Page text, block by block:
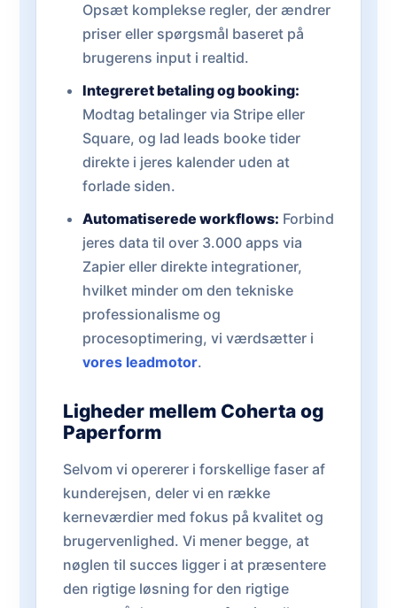
Opsæt komplekse regler, der ændrer
priser eller spørgsmål baseret på
brugerens input i realtid.
Integreret betaling og booking:
Modtag betalinger via Stripe eller
Square, og lad leads booke tider
direkte i jeres kalender uden at
forlade siden.
Automatiserede workflows: Forbind
jeres data til over 3.000 apps via
Zapier eller direkte integrationer,
hvilket minder om den tekniske
professionalisme og
procesoptimering, vi værdsætter i
vores leadmotor.
Ligheder mellem Coherta og
Paperform
Selvom vi opererer i forskellige faser af
kunderejsen, deler vi en række
kerneværdier med fokus på kvalitet og
brugervenlighed. Vi mener begge, at
nøglen til succes ligger i at præsentere
den rigtige løsning for den rigtige